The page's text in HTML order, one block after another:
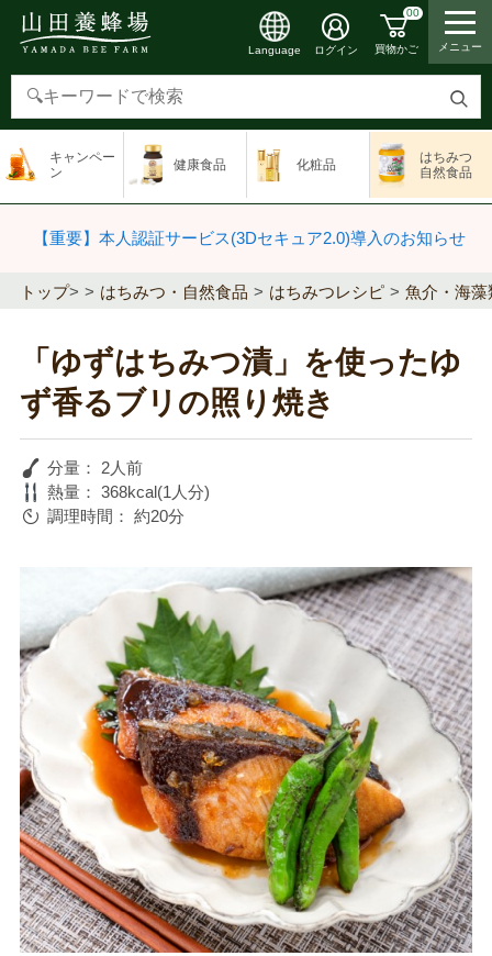
検
す
Language ログイン
00
買物かご メニュー
キャンペー
ン
健康食品 化粧品
はちみつ
自然食品
【重要】本人認証サービス(3Dセキュア2.0)導入のお知らせ
トップ> はちみつ・自然食品 はちみつレシピ 魚介・海藻
「ゆずはちみつ漬」を使ったゆ
ず香るブリの照り焼き
分量：
2人前
熱量： 368kcal(1人分)
調理時間： 約20分